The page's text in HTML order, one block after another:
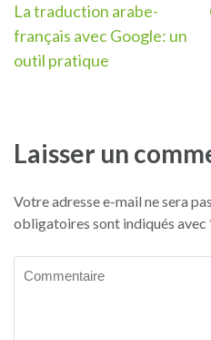
Navigation
de
La traduction arabe-
français avec Google: un
outil pratique
Laisser un
Votre adresse e-mail ne sera
obligatoires sont indiqués avec